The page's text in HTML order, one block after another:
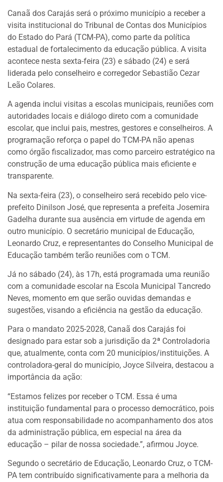
Canaã dos Carajás será o próximo município a receber a
visita institucional do Tribunal de Contas dos Municípios
do Estado do Pará (TCM-PA), como parte da política
estadual de fortalecimento da educação pública. A visita
acontece nesta sexta-feira (23) e sábado (24) e será
liderada pelo conselheiro e corregedor Sebastião Cezar
Leão Colares.
A agenda inclui visitas a escolas municipais, reuniões com
autoridades locais e diálogo direto com a comunidade
escolar, que inclui pais, mestres, gestores e conselheiros. A
programação reforça o papel do TCM-PA não apenas
como órgão fiscalizador, mas como parceiro estratégico na
construção de uma educação pública mais eficiente e
transparente.
Na sexta-feira (23), o conselheiro será recebido pelo vice-
prefeito Dinilson José, que representa a prefeita Josemira
Gadelha durante sua ausência em virtude de agenda em
outro município. O secretário municipal de Educação,
Leonardo Cruz, e representantes do Conselho Municipal de
Educação também terão reuniões com o TCM.
Já no sábado (24), às 17h, está programada uma reunião
com a comunidade escolar na Escola Municipal Tancredo
Neves, momento em que serão ouvidas demandas e
sugestões, visando a eficiência na gestão da educação.
Para o mandato 2025-2028, Canaã dos Carajás foi
designado para estar sob a jurisdição da 2ª Controladoria
que, atualmente, conta com 20 municípios/instituições. A
controladora-geral do município, Joyce Silveira, destacou a
importância da ação:
“Estamos felizes por receber o TCM. Essa é uma
instituição fundamental para o processo democrático, pois
atua com responsabilidade no acompanhamento dos atos
da administração pública, em especial na área da
educação – pilar de nossa sociedade.”, afirmou Joyce.
Segundo o secretário de Educação, Leonardo Cruz, o TCM-
PA tem contribuído significativamente para a melhoria da